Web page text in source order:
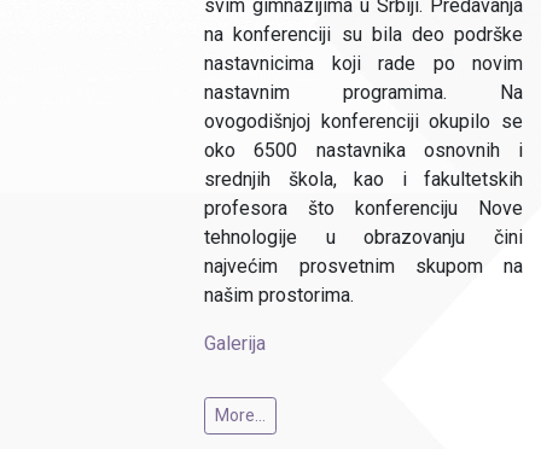
svim gimnazijima u Srbiji. Predavanja
na konferenciji su bila deo podrške
nastavnicima koji rade po novim
nastavnim programima. Na
ovogodišnjoj konferenciji okupilo se
oko 6500 nastavnika osnovnih i
srednjih škola, kao i fakultetskih
profesora što konferenciju Nove
tehnologije u obrazovanju čini
najvećim prosvetnim skupom na
našim prostorima.
Galerija
More...